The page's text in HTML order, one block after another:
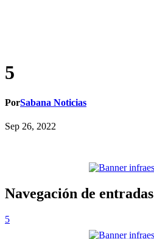
5
PorSabana Noticias
Sep 26, 2022
Navegación de entradas
5